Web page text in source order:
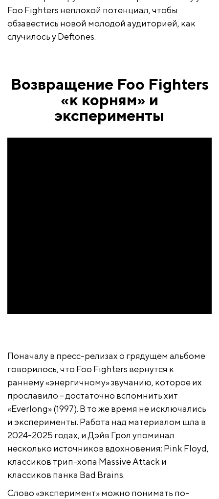
Foo Fighters неплохой потенциал, чтобы
обзавестись новой молодой аудиторией, как
случилось у Deftones.
Возвращение Foo Fighters
«к корням» и
эксперименты
Поначалу в пресс-релизах о грядущем альбоме
говорилось, что Foo Fighters вернутся к
раннему «энергичному» звучанию, которое их
прославило – достаточно вспомнить хит
«Everlong» (1997). В то же время не исключались
и эксперименты. Работа над материалом шла в
2024-2025 годах, и Дэйв Грол упоминал
несколько источников вдохновения: Pink Floyd,
классиков трип-хопа Massive Attack и
классиков панка Bad Brains.
Слово «эксперимент» можно понимать по-